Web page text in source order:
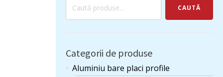
Caută
CAUTĂ
Categorii de produse
Aluminiu bare placi profile